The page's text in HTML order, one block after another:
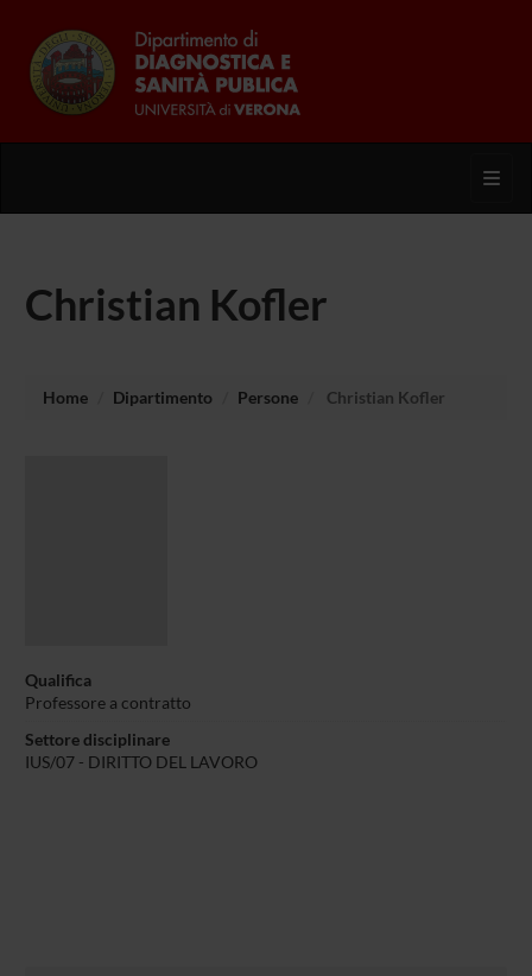
Christian Kofler
Home Dipartimento Persone Christian Kofler
Qualifica
Professore a contratto
Settore disciplinare
IUS/07 - DIRITTO DEL LAVORO